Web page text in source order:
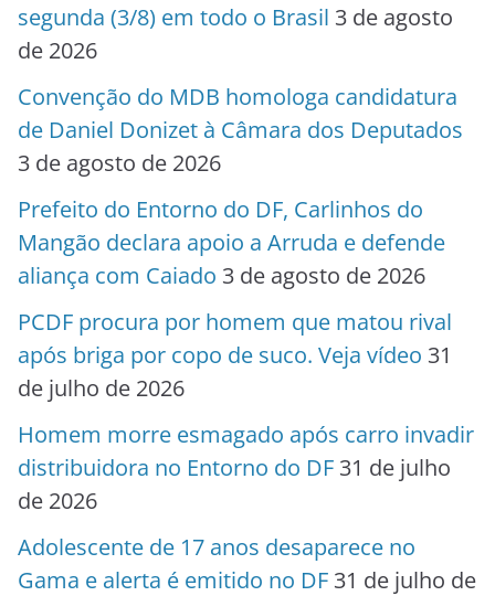
segunda (3/8) em todo o Brasil 3 de agosto
de 2026
Convenção do MDB homologa candidatura
de Daniel Donizet à Câmara dos Deputados
3 de agosto de 2026
Prefeito do Entorno do DF, Carlinhos do
Mangão declara apoio a Arruda e defende
aliança com Caiado 3 de agosto de 2026
PCDF procura por homem que matou rival
após briga por copo de suco. Veja vídeo 31
de julho de 2026
Homem morre esmagado após carro invadir
distribuidora no Entorno do DF 31 de julho
de 2026
Adolescente de 17 anos desaparece no
Gama e alerta é emitido no DF 31 de julho de